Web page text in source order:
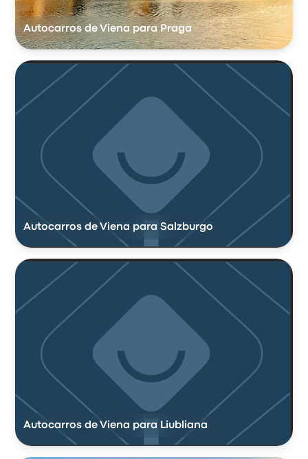
Autocarros de Viena para Praga
Autocarros de Viena para Salzburgo
Autocarros de Viena para Liubliana